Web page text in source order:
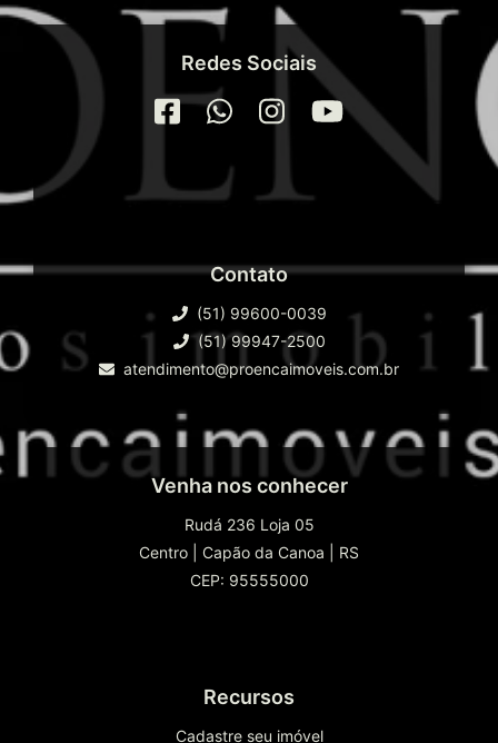
Redes Sociais
Contato
(51) 99600-0039
(51) 99947-2500
atendimento@proencaimoveis.com.br
Venha nos conhecer
Rudá 236 Loja 05
Centro
Capão da Canoa
RS
CEP: 95555000
Recursos
Cadastre seu imóvel